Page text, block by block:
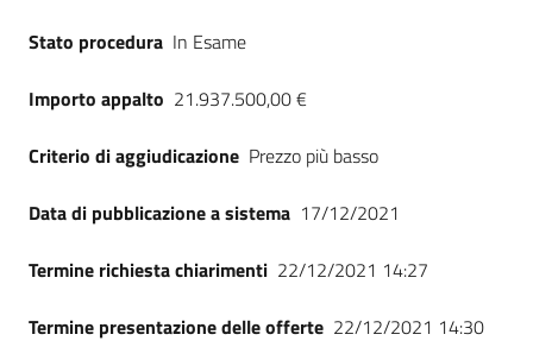
Stato procedura In Esame
Importo appalto 21.937.500,00 €
Criterio di aggiudicazione Prezzo più basso
Data di pubblicazione a sistema 17/12/2021
Termine richiesta chiarimenti 22/12/2021 14:27
Termine presentazione delle offerte 22/12/2021 14:30